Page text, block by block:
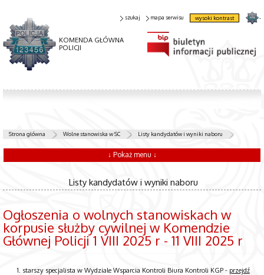
KOMENDA GŁÓWNA
POLICJI
szukaj mapa serwisu wysoki kontrast -
Strona główna Wolne stanowiska w SC Listy kandydatów i wyniki naboru
↓ Pokaż menu ↓
Listy kandydatów i wyniki naboru
Ogłoszenia o wolnych stanowiskach w
korpusie służby cywilnej w Komendzie
Głównej Policji 1 VIII 2025 r - 11 VIII 2025 r
starszy specjalista w Wydziale Wsparcia Kontroli Biura Kontroli KGP - przejdź